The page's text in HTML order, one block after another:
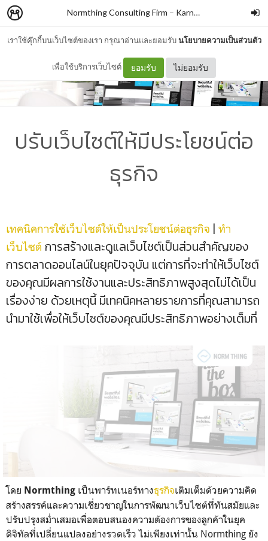
เราใช้คุ๊กกี้บนเว็บไซต์ของเรา กรุณาอ่านและยอมรับนโยบายความเป็นส่วนตัว
เพื่อใช้บริการเว็บไซต์ ยอมรับ ไม่ยอมรับ
Normthing Consulting Firm – Karn Nikrosahakiat
ปรับเว็บไซต์ให้มีประโยชน์ต่อ
ธุรกิจ
เทคนิคการใช้เว็บไซต์ให้เป็นประโยชน์ต่อธุรกิจ | ทำ
เว็บไซต์ การสร้างและดูแลเว็บไซต์เป็นส่วนสำคัญของ
การตลาดออนไลน์ในยุคปัจจุบัน แต่การที่จะทำให้เว็บไซต์
ของคุณมีผลการใช้งานและประสิทธิภาพสูงสุดไม่ได้เป็น
เรื่องง่าย ด้วยเหตุนี้ มีเทคนิคหลายรายการที่คุณสามารถ
นำมาใช้เพื่อให้เว็บไซต์ของคุณมีประสิทธิภาพอย่างเต็มที่
โดย Normthing เป็นพาร์ทเนอร์ทางธุรกิจเติมเต็มด้วยความคิด
สร้างสรรค์และความเชี่ยวชาญในการพัฒนาเว็บไซต์ที่ทันสมัยและ
ปรับปรุงสม่ำเสมอเพื่อตอบสนองความต้องการของลูกค้าในยุค
ดิจิทัลที่เปลี่ยนแปลงอย่างรวดเร็ว ไม่เพียงเท่านั้น Normthing ยัง